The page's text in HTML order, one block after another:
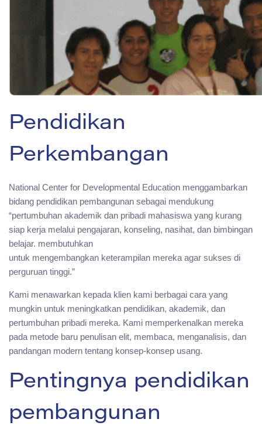
Pendidikan
Perkembangan
National Center for Developmental Education menggambarkan
bidang pendidikan pembangunan sebagai mendukung
“pertumbuhan akademik dan pribadi mahasiswa yang kurang
siap kerja melalui pengajaran, konseling, nasihat, dan bimbingan
belajar. membutuhkan
untuk mengembangkan keterampilan mereka agar sukses di
perguruan tinggi.”
Kami menawarkan kepada klien kami berbagai cara yang
mungkin untuk meningkatkan pendidikan, akademik, dan
pertumbuhan pribadi mereka. Kami memperkenalkan mereka
pada metode baru penulisan elit, membaca, menganalisis, dan
pandangan modern tentang konsep-konsep usang.
Pentingnya pendidikan
pembangunan